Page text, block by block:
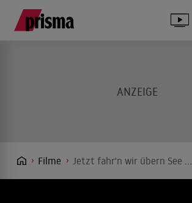
Filme Jetzt fahr'n wir übern See ...